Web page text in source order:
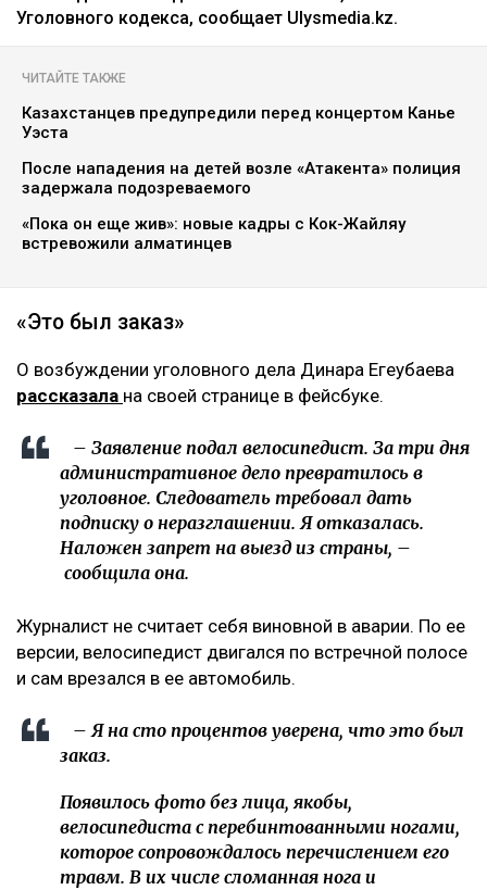
Уголовного кодекса, сообщает Ulysmedia.kz.
ЧИТАЙТЕ ТАКЖЕ
Казахстанцев предупредили перед концертом Канье
Уэста
После нападения на детей возле «Атакента» полиция
задержала подозреваемого
«Пока он еще жив»: новые кадры с Кок-Жайляу
встревожили алматинцев
«Это был заказ»
О возбуждении уголовного дела Динара Егеубаева
рассказала на своей странице в фейсбуке.
– Заявление подал велосипедист. За три дня
административное дело превратилось в
уголовное. Следователь требовал дать
подписку о неразглашении. Я отказалась.
Наложен запрет на выезд из страны, –
сообщила она.
Журналист не считает себя виновной в аварии. По ее
версии, велосипедист двигался по встречной полосе
и сам врезался в ее автомобиль.
– Я на сто процентов уверена, что это был
заказ.
Появилось фото без лица, якобы,
велосипедиста с перебинтованными ногами,
которое сопровождалось перечислением его
травм. В их числе сломанная нога и